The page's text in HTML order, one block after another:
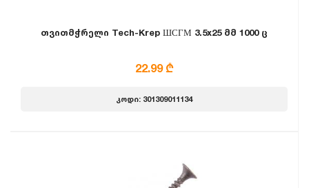
თვითმჭრელი Tech-Krep ШСГМ 3.5x25 მმ 1000 ც
22.99 ₾
კოდი: 301309011134